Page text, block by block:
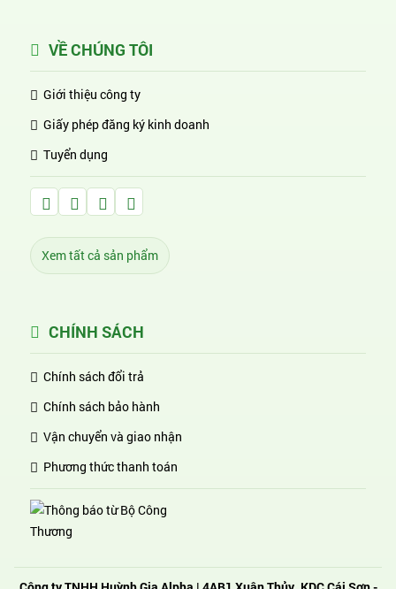
VỀ CHÚNG TÔI
Giới thiệu công ty
Giấy phép đăng ký kinh doanh
Tuyển dụng
Facebook Huỳnh Gia Alpha
LinkedIn Huỳnh Gia Alpha
YouTube Huỳnh Gia Alpha
Twitter Huỳnh Gia Alpha
Xem tất cả sản phẩm
CHÍNH SÁCH
Chính sách đổi trả
Chính sách bảo hành
Vận chuyển và giao nhận
Phương thức thanh toán